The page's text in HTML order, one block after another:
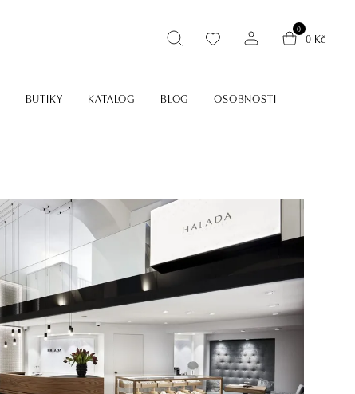
0
0 Kč
BUTIKY KATALOG BLOG OSOBNOSTI